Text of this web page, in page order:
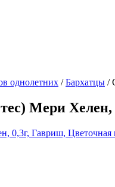
однолетних /Бархатцы /
Мери